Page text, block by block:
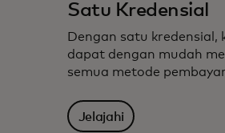
Satu Kredensial
Dengan satu kredensial,
dapat dengan mudah
semua metode
Jelajahi